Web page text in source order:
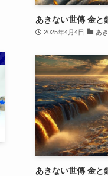
あきない世傳 金と
2025年4月4日 あ
あきない世傳 金と